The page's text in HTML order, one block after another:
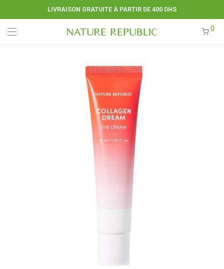
LIVRAISON GRATUITE À PARTIR DE 400 DHS
0